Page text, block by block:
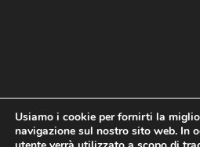
Home Statuto e
Usiamo i cookie per fornirti la
navigazione sul nostro sito web. In